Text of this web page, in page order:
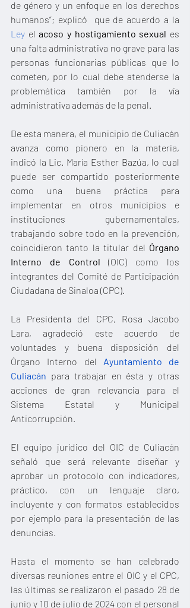
de género y un enfoque en los derechos
Ley el acoso y hostigamiento sexual es
una falta administrativa no grave para las
personas funcionarias públicas que lo
cometen, por lo cual debe atenderse la
problemática también por la vía
administrativa además de la penal.
De esta manera, el municipio de Culiacán
avanza como pionero en la materia,
indicó la Lic. María Esther Bazúa, lo cual
puede ser compartido posteriormente
como una buena práctica para
implementar en otros municipios e
instituciones gubernamentales,
trabajando sobre todo en la prevención,
coincidieron tanto la titular del Órgano
Interno de Control (OIC) como los
integrantes del Comité de Participación
Ciudadana de Sinaloa (CPC).
La Presidenta del CPC, Rosa Jacobo
Lara, agradeció este acuerdo de
voluntades y buena disposición del
Órgano Interno del Ayuntamiento de
Culiacán para trabajar en ésta y otras
acciones de gran relevancia para el
Sistema Estatal y Municipal
Anticorrupción.
El equipo jurídico del OIC de Culiacán
señaló que será relevante diseñar y
aprobar un protocolo con indicadores,
práctico, con un lenguaje claro,
incluyente y con formatos establecidos
por ejemplo para la presentación de las
denuncias.
Hasta el momento se han celebrado
diversas reuniones entre el OIC y el CPC,
las últimas se realizaron el pasado 28 de
junio y 10 de julio de 2024 con el personal